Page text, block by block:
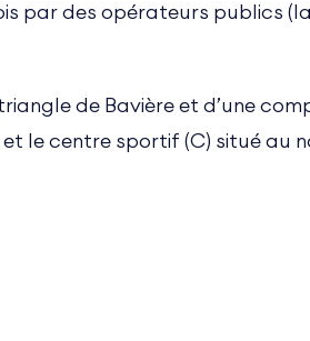
par des opérateurs publics (la
de Bavière et d’une
le centre sportif (C) situé au